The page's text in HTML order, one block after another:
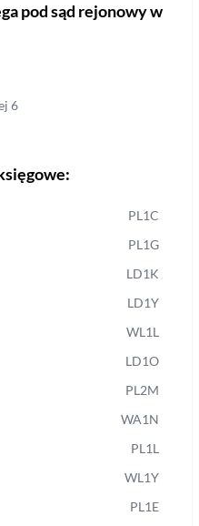
pod sąd rejonowyw
6
PL1C
PL1G
LD1K
LD1Y
WL1L
LD1O
PL2M
WA1N
PL1L
WL1Y
PL1E